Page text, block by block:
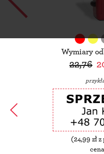
Wymiary
22,76
(24,99 zł